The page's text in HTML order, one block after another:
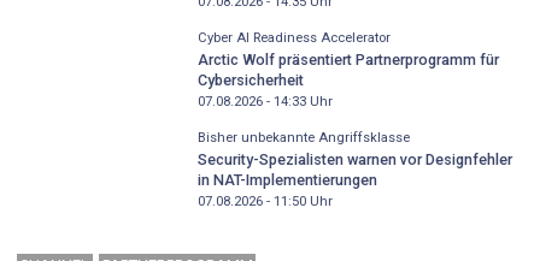
Cyber AI Readiness Accelerator
Arctic Wolf präsentiert Partnerprogramm für
Cybersicherheit
07.08.2026 - 14:33Uhr
Bisher unbekannte Angriffsklasse
Security-Spezialisten warnen vor Designfehler
in NAT-Implementierungen
07.08.2026 - 11:50Uhr